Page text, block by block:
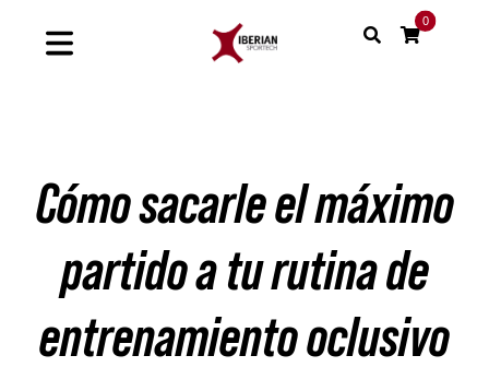
Toggle
Shop
0
Cómo sacarle el máximo
partido a tu rutina de
entrenamiento oclusivo